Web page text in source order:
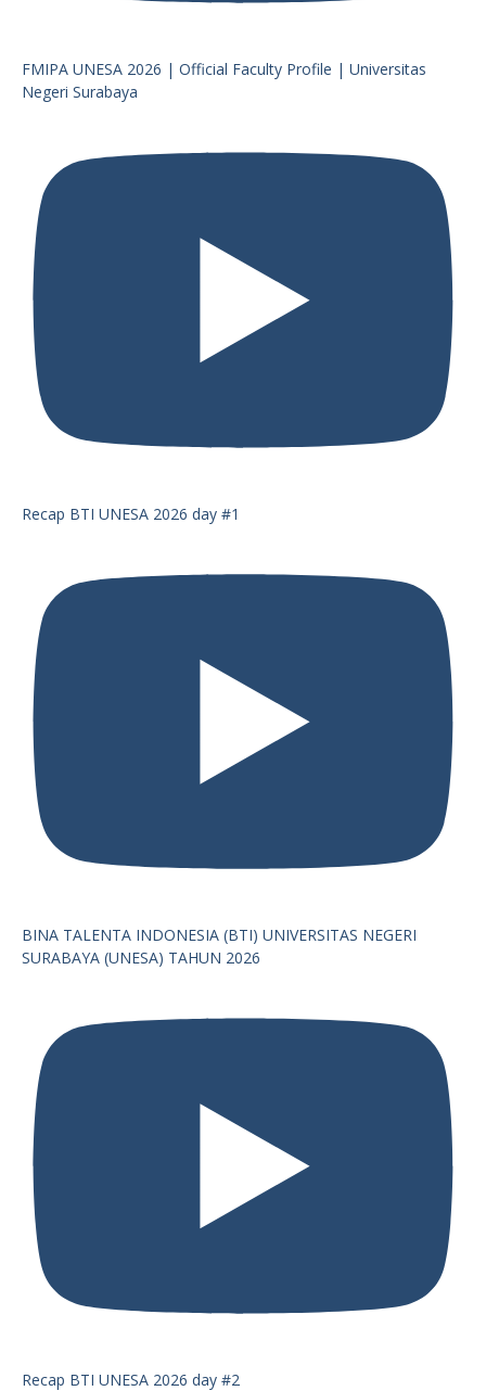
FMIPA UNESA 2026 | Official Faculty Profile | Universitas
Negeri Surabaya
Recap BTI UNESA 2026 day #1
BINA TALENTA INDONESIA (BTI) UNIVERSITAS NEGERI
SURABAYA (UNESA) TAHUN 2026
Recap BTI UNESA 2026 day #2